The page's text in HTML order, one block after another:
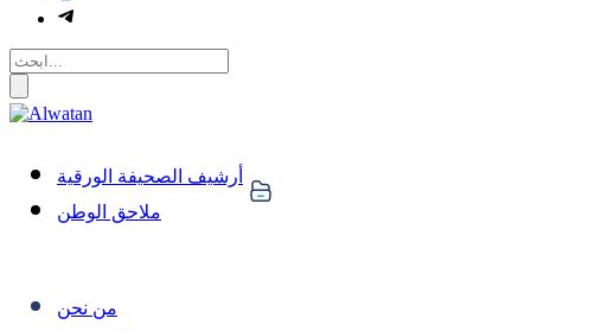
أرشيف الصحيفة الورقية
ملاحق الوطن
من نحن